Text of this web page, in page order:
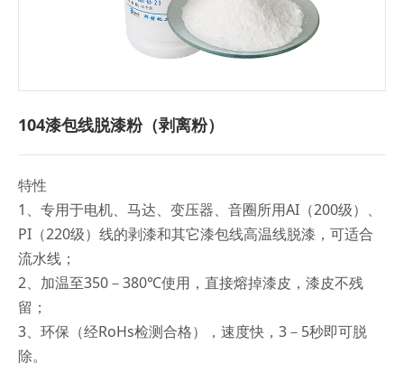
104漆包线脱漆粉（剥离粉）
特性
1、专用于电机、马达、变压器、音圈所用AI（200级）、
PI（220级）线的剥漆和其它漆包线高温线脱漆，可适合
流水线；
2、加温至350－380℃使用，直接熔掉漆皮，漆皮不残
留；
3、环保（经RoHs检测合格），速度快，3－5秒即可脱
除。